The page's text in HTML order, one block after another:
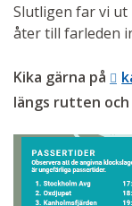
Slutligen far vi ut
åter till farleden
Kika gärna på
längs rutten